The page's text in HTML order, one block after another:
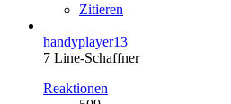
Zitieren
handyplayer13
7 Line-Schaffner
Reaktionen